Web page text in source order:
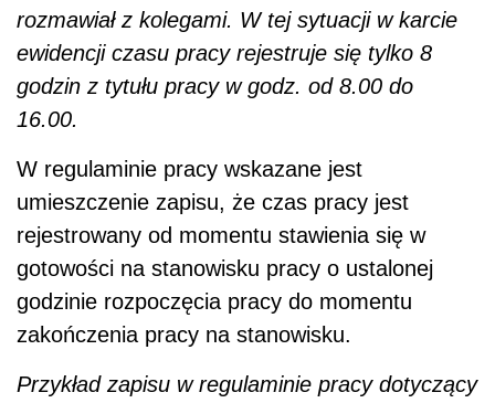
rozmawiał z kolegami. W tej sytuacji w karcie
ewidencji czasu pracy rejestruje się tylko 8
godzin z tytułu pracy w godz. od 8.00 do
16.00.
W regulaminie pracy wskazane jest
umieszczenie zapisu, że czas pracy jest
rejestrowany od momentu stawienia się w
gotowości na stanowisku pracy o ustalonej
godzinie rozpoczęcia pracy do momentu
zakończenia pracy na stanowisku.
Przykład zapisu w regulaminie pracy dotyczący